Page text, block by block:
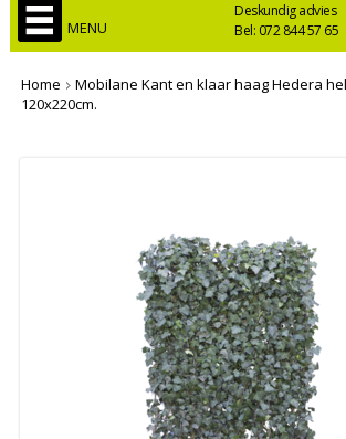
Deskundig advies
Bel: 072 844 57 65
MENU
Home
Mobilane Kant en klaar haag Hedera
120x220cm.